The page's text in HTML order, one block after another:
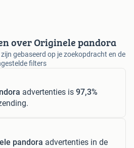
over Originele pandora
gebaseerd op je zoekopdracht en de
filters
advertenties is 97,3%
pandora advertenties in de